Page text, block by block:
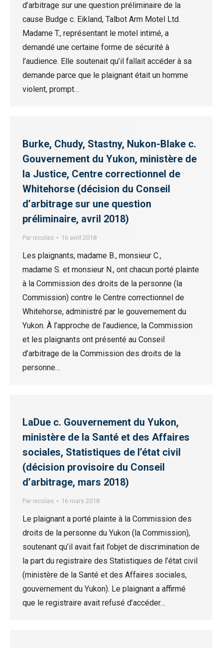
d’arbitrage sur une question préliminaire de la
cause Budge c. Eikland, Talbot Arm Motel Ltd.
Madame T., représentant le motel intimé, a
demandé une certaine forme de sécurité à
l’audience. Elle soutenait qu’il fallait accéder à sa
demande parce que le plaignant était un homme
violent, prompt…
Burke, Chudy, Stastny, Nukon-Blake c.
Gouvernement du Yukon, ministère de
la Justice, Centre correctionnel de
Whitehorse (décision du Conseil
d’arbitrage sur une question
préliminaire, avril 2018)
Par nicolas 16 avril 2018
Les plaignants, madame B., monsieur C.,
madame S. et monsieur N., ont chacun porté plainte
à la Commission des droits de la personne (la
Commission) contre le Centre correctionnel de
Whitehorse, administré par le gouvernement du
Yukon. À l’approche de l’audience, la Commission
et les plaignants ont présenté au Conseil
d’arbitrage de la Commission des droits de la
personne…
LaDue c. Gouvernement du Yukon,
ministère de la Santé et des Affaires
sociales, Statistiques de l’état civil
(décision provisoire du Conseil
d’arbitrage, mars 2018)
Par nicolas 16 mars 2018
Le plaignant a porté plainte à la Commission des
droits de la personne du Yukon (la Commission),
soutenant qu’il avait fait l’objet de discrimination de
la part du registraire des Statistiques de l’état civil
(ministère de la Santé et des Affaires sociales,
gouvernement du Yukon). Le plaignant a affirmé
que le registraire avait refusé d’accéder…